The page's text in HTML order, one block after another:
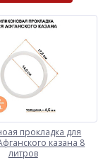
прокладка для
казана 8
литров